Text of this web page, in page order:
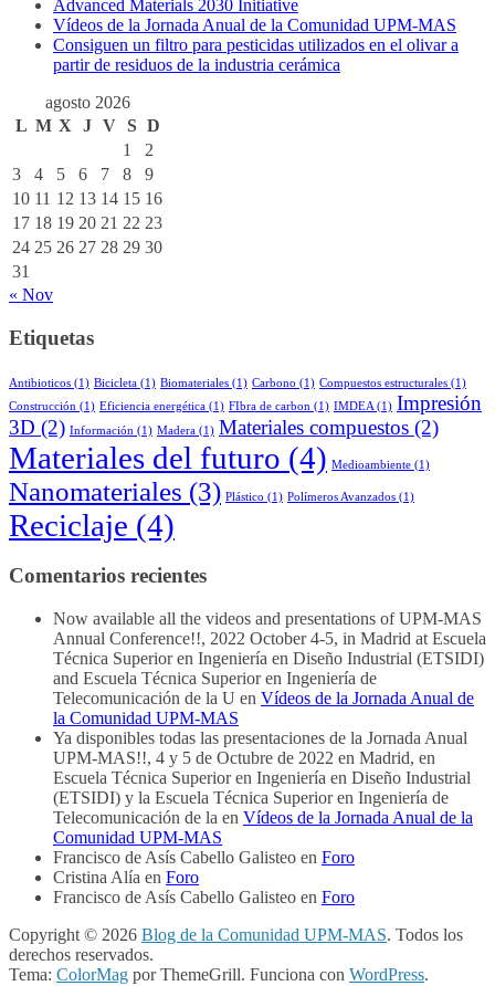
Advanced Materials 2030 Initiative
Vídeos de la Jornada Anual de la Comunidad UPM-MAS
Consiguen un filtro para pesticidas utilizados en el olivar a
partir de residuos de la industria cerámica
agosto 2026
L M X J V S D
1
2
3
4 5 6 7 8
9
10 11 12 13 14 15 16
17 18 19 20 21 22 23
24 25 26 27 28 29 30
31
« Nov
Etiquetas
Antibioticos (1) Bicicleta (1) Biomateriales (1) Carbono (1) Compuestos estructurales (1)
Construcción (1) Eficiencia energética (1) FIbra de carbon (1) IMDEA (1) Impresión
3D (2) Información (1) Madera (1) Materiales compuestos (2)
Materiales del futuro (4) Medioambiente (1)
Nanomateriales (3) Plástico (1) Polímeros Avanzados (1)
Reciclaje (4)
Comentarios recientes
Now available all the videos and presentations of UPM-MAS
Annual Conference!!, 2022 October 4-5, in Madrid at Escuela
Técnica Superior en Ingeniería en Diseño Industrial (ETSIDI)
and Escuela Técnica Superior en Ingeniería de
Telecomunicación de la U en Vídeos de la Jornada Anual de
la Comunidad UPM-MAS
Ya disponibles todas las presentaciones de la Jornada Anual
UPM-MAS!!, 4 y 5 de Octubre de 2022 en Madrid, en
Escuela Técnica Superior en Ingeniería en Diseño Industrial
(ETSIDI) y la Escuela Técnica Superior en Ingeniería de
Telecomunicación de la en Vídeos de la Jornada Anual de la
Comunidad UPM-MAS
Francisco de Asís Cabello Galisteo en Foro
Cristina Alía en Foro
Francisco de Asís Cabello Galisteo en Foro
Copyright © 2026 Blog de la Comunidad UPM-MAS. Todos los
derechos reservados.
Tema: ColorMag por ThemeGrill. Funciona con WordPress.